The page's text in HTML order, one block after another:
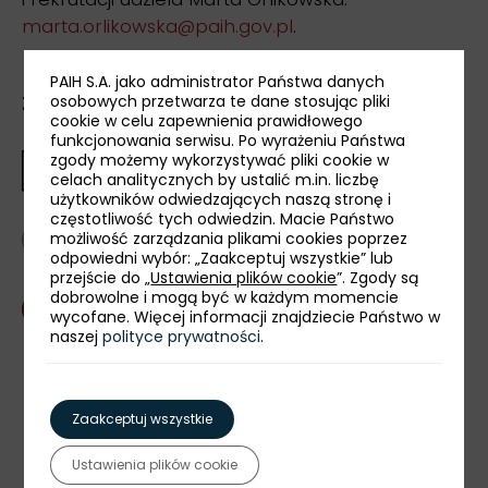
marta.orlikowska@paih.gov.pl.
Załącznik:
Regulamin targów
pdf•727,83 KB
powrót
Skontaktuj się z nami
Najbliższe wydarzenia
PAIH S.A. jako administrator Państwa danych
osobowych przetwarza te dane stosując pliki
cookie w celu zapewnienia prawidłowego
funkcjonowania serwisu. Po wyrażeniu Państwa
zgody możemy wykorzystywać pliki cookie w
celach analitycznych by ustalić m.in. liczbę
użytkowników odwiedzających naszą stronę i
częstotliwość tych odwiedzin. Macie Państwo
możliwość zarządzania plikami cookies poprzez
odpowiedni wybór: „Zaakceptuj wszystkie” lub
przejście do „Ustawienia plików cookie”. Zgody są
dobrowolne i mogą być w każdym momencie
wycofane. Więcej informacji znajdziecie Państwo w
naszejpolityce prywatności.
Zaakceptuj wszystkie
Ustawienia plików cookie